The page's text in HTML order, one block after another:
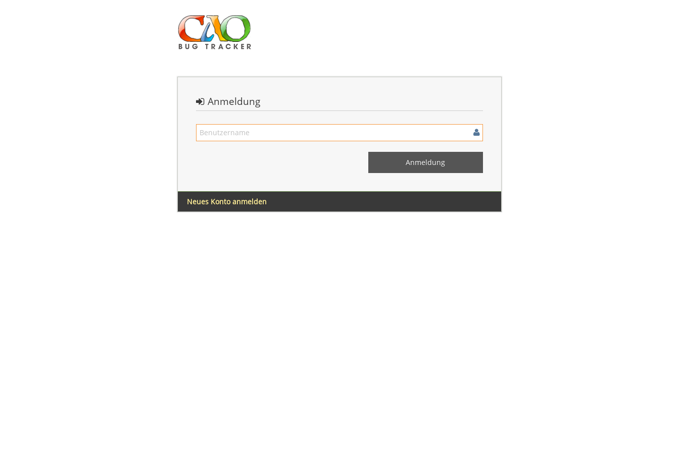
Anmeldung
Neues Konto anmelden